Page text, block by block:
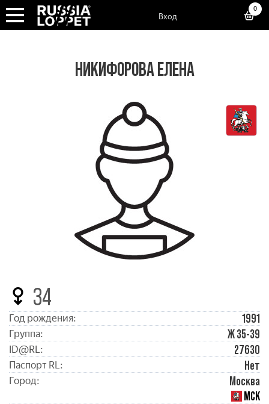
Вход
0
НИКИФОРОВА ЕЛЕНА
34
Год рождения: 1991
Группа: Ж 35-39
ID@RL: 27630
Паспорт RL: Нет
Город:
Москва
МСК